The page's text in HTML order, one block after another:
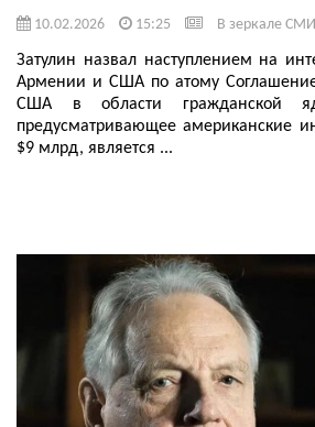
10.02.2026 15:25 В зеркале СМИ
Затулин назвал наступлением на
Армении и США по атому
США в области гражданской
предусматривающее американские
$9 млрд, является ...